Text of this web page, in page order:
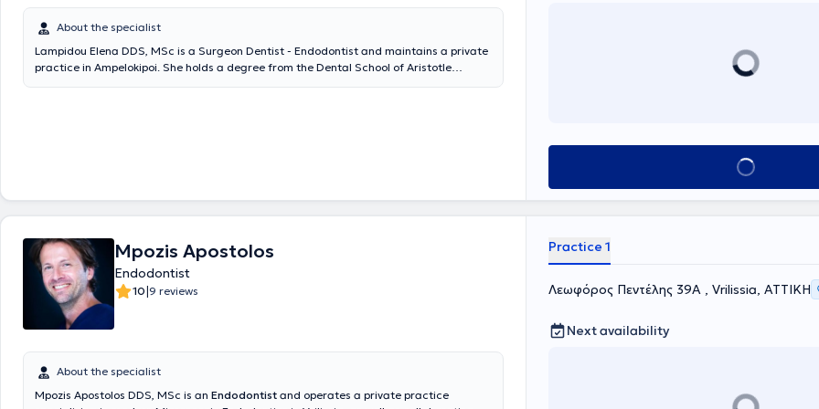
About the specialist
Lampidou Elena DDS, MSc is a Surgeon Dentist - Endodontist and maintains a private
practice in Ampelokipoi. She holds a degree from the Dental School of Aristotle
Book appointment
Mpozis Apostolos
Endodontist
10|9 reviews
About the specialist
Mpozis Apostolos DDS, MSc is an Endodontist and operates a private practice
Practice 1
Λεωφόρος Πεντέλης 39Α , Vrilissia, ΑΤΤΙΚΗ
Next availability